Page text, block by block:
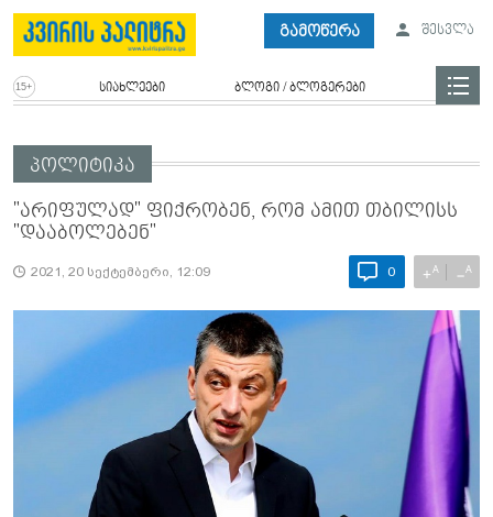
გამოწერა შესვლა
სიახლეები ბლოგი / ბლოგერები
პოლიტიკა
"არიფულად" ფიქრობენ, რომ ამით თბილისს
"დააბოლებენ"
2021, 20 სექტემბერი, 12:09 0 +A −A